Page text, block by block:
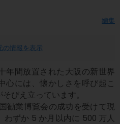
編集
の情報を表示
年間放置された大阪の新世界
心には、懐かしさを呼び起こ
びえ立っています。
勧業博覧会の成功を受けて現
ずか 5 か月以内に 500 万人